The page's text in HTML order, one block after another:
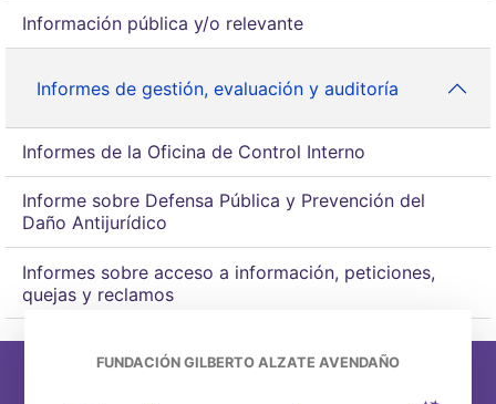
Información pública y/o relevante
Informes de gestión, evaluación y auditoría
Informes de la Oficina de Control Interno
Informe sobre Defensa Pública y Prevención del
Daño Antijurídico
Informes sobre acceso a información, peticiones,
quejas y reclamos
FUNDACIÓN GILBERTO ALZATE AVENDAÑO